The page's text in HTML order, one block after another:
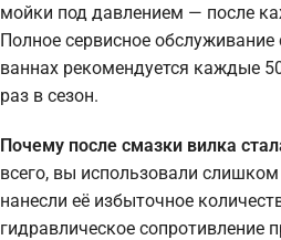
мойки под давлением — после
Полное сервисное
ваннах рекомендуется каждые
раз в сезон.
Почему после смазки вилка
всего, вы использовали
нанесли её избыточное
гидравлическое сопротивление